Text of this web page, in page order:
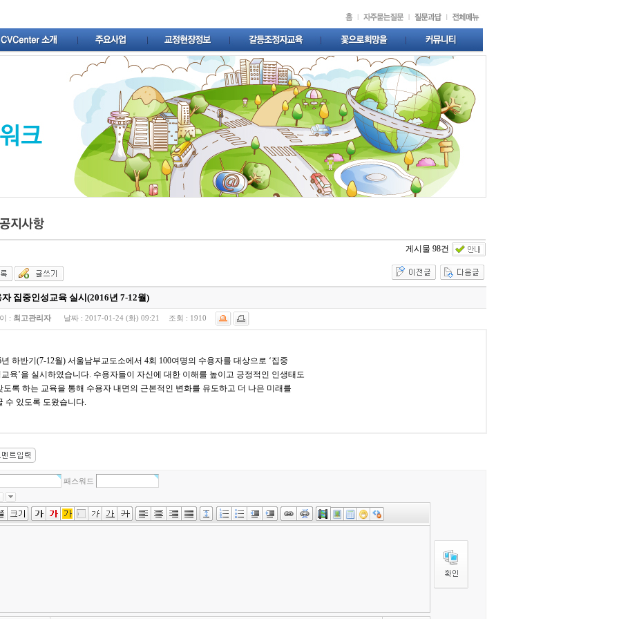
게시물 98건
집중인성교육 실시(2016년 7-12월)
: 최고관리자 날짜 : 2017-01-24 (화) 09:21 조회 : 1910
년 하반기(7-12월) 서울남부교도소에서 4회 100여명의 수용자를 대상으로 ‘집중
육’을 실시하였습니다. 수용자들이 자신에 대한 이해를 높이고 긍정적인 인생태도
도록 하는 교육을 통해 수용자 내면의 근본적인 변화를 유도하고 더 나은 미래를
수 있도록 도왔습니다.
패스워드